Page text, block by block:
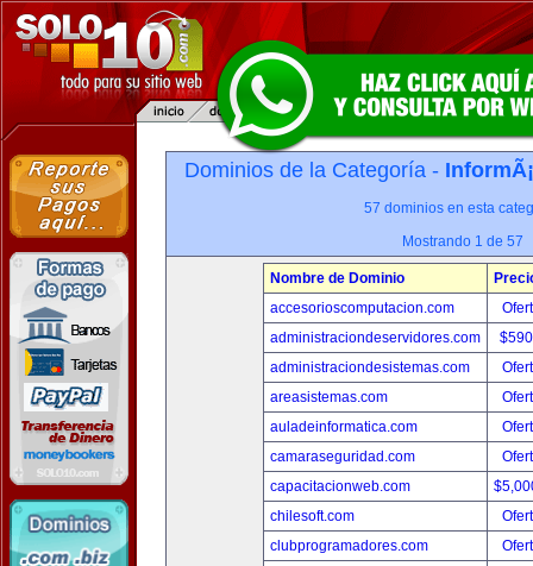
Dominios de la Categoría -
57 dominios en esta
Mostrando 1 de 57
Nombre de Dominio
accesorioscomputacion.com
administraciondeservidores.com
administraciondesistemas.com
areasistemas.com
auladeinformatica.com
camaraseguridad.com
capacitacionweb.com
chilesoft.com
clubprogramadores.com